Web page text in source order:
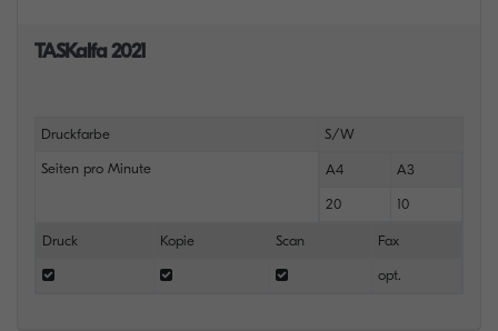
TASKalfa 2021
Druckfarbe S/W
Seiten pro Minute A4 A3
20 10
Druck Kopie Scan Fax
opt.